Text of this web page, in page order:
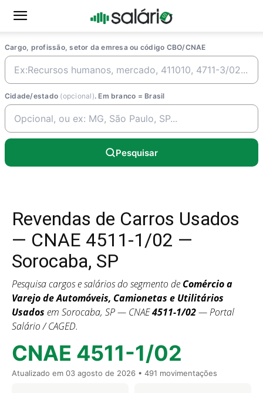
Cargo, profissão, setor da emresa ou código CBO/CNAE
Cidade/estado (opcional). Em branco = Brasil
Pesquisar
Revendas de Carros Usados
— CNAE 4511-1/02 —
Sorocaba, SP
Pesquisa cargos e salários do segmento de Comércio a
Varejo de Automóveis, Camionetas e Utilitários
Usados em Sorocaba, SP — CNAE4511-1/02— Portal
Salário / CAGED.
CNAE 4511-1/02
Atualizado em 03 agosto de 2026 • 491 movimentações